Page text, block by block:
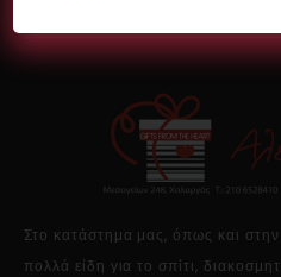
Στο κατάστημα μας, όπως και στην
πολλά είδη για το σπίτι,